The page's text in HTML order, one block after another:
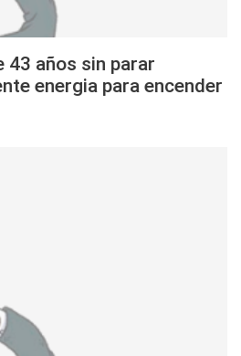
43 años sin parar
energia para encender